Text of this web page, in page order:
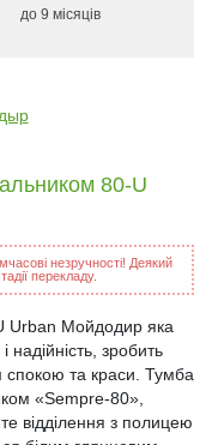
до 9 місяців
80-U
незручності! Деякий
перекладу.
Urban Мойдодир яка
надійність, зробить
спокою та краси. Тумба
«Sempre-80»,
відділення з полицею